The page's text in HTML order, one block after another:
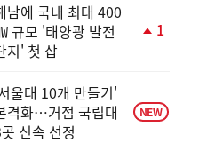
남에 국내 최대 400
규모 '태양광 발전
지' 첫 삽
1
울대 10개 만들기'
격화…거점 국립대
신속 선정
NEW